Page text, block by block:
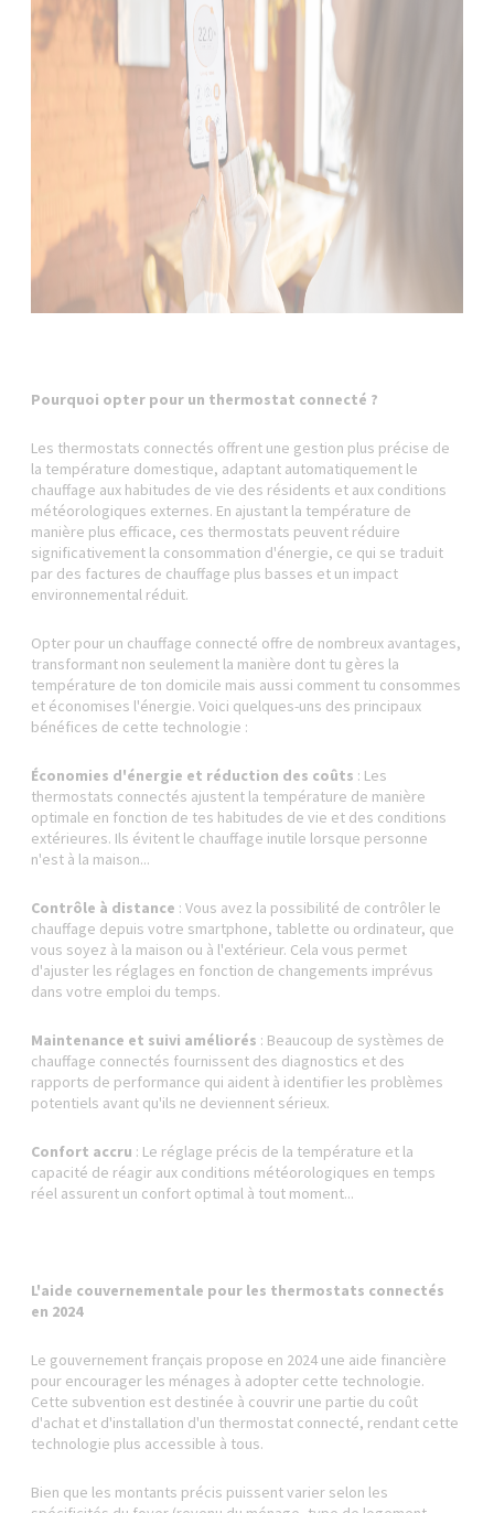
Pourquoi opter pour un thermostat connecté ?
Les thermostats connectés offrent une gestion plus précise de
la température domestique, adaptant automatiquement le
chauffage aux habitudes de vie des résidents et aux conditions
météorologiques externes. En ajustant la température de
manière plus efficace, ces thermostats peuvent réduire
significativement la consommation d'énergie, ce qui se traduit
par des factures de chauffage plus basses et un impact
environnemental réduit.
Opter pour un chauffage connecté offre de nombreux avantages,
transformant non seulement la manière dont tu gères la
température de ton domicile mais aussi comment tu consommes
et économises l'énergie. Voici quelques-uns des principaux
bénéfices de cette technologie :
Économies d'énergie et réduction des coûts : Les
thermostats connectés ajustent la température de manière
optimale en fonction de tes habitudes de vie et des conditions
extérieures. Ils évitent le chauffage inutile lorsque personne
n'est à la maison...
Contrôle à distance : Vous avez la possibilité de contrôler le
chauffage depuis votre smartphone, tablette ou ordinateur, que
vous soyez à la maison ou à l'extérieur. Cela vous permet
d'ajuster les réglages en fonction de changements imprévus
dans votre emploi du temps.
Maintenance et suivi améliorés : Beaucoup de systèmes de
chauffage connectés fournissent des diagnostics et des
rapports de performance qui aident à identifier les problèmes
potentiels avant qu'ils ne deviennent sérieux.
Confort accru : Le réglage précis de la température et la
capacité de réagir aux conditions météorologiques en temps
réel assurent un confort optimal à tout moment...
L'aide couvernementale pour les thermostats connectés
en 2024
Le gouvernement français propose en 2024 une aide financière
pour encourager les ménages à adopter cette technologie.
Cette subvention est destinée à couvrir une partie du coût
d'achat et d'installation d'un thermostat connecté, rendant cette
technologie plus accessible à tous.
Bien que les montants précis puissent varier selon les